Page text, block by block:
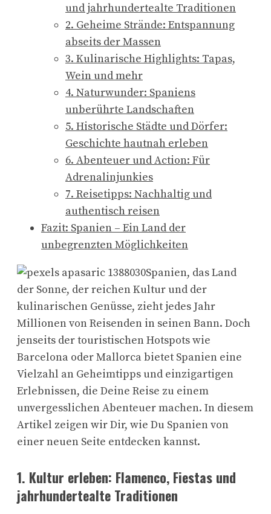
und jahrhundertealte Traditionen
2. Geheime Strände: Entspannung
abseits der Massen
3. Kulinarische Highlights: Tapas,
Wein und mehr
4. Naturwunder: Spaniens
unberührte Landschaften
5. Historische Städte und Dörfer:
Geschichte hautnah erleben
6. Abenteuer und Action: Für
Adrenalinjunkies
7. Reisetipps: Nachhaltig und
authentisch reisen
Fazit: Spanien – Ein Land der
unbegrenzten Möglichkeiten
Spanien, das Land
der Sonne, der reichen Kultur und der
kulinarischen Genüsse, zieht jedes Jahr
Millionen von Reisenden in seinen Bann. Doch
jenseits der touristischen Hotspots wie
Barcelona oder Mallorca bietet Spanien eine
Vielzahl an Geheimtipps und einzigartigen
Erlebnissen, die Deine Reise zu einem
unvergesslichen Abenteuer machen. In diesem
Artikel zeigen wir Dir, wie Du Spanien von
einer neuen Seite entdecken kannst.
1. Kultur erleben: Flamenco, Fiestas und
jahrhundertealte Traditionen